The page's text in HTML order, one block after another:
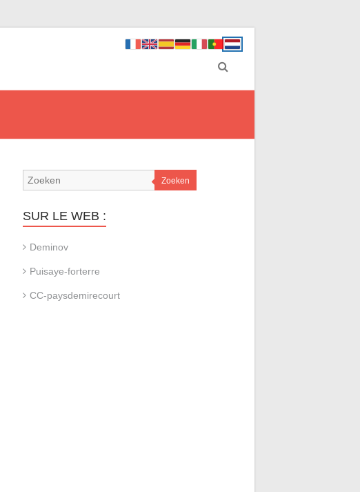
Zoeken
SUR LE WEB :
Deminov
Puisaye-forterre
CC-paysdemirecourt